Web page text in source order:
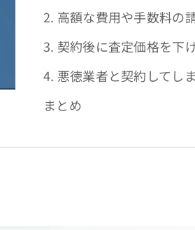
2. 高額な費用や手数料の
3. 契約後に査定価格を下
4. 悪徳業者と契約してし
まとめ